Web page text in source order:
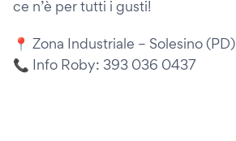
ce n’è per tutti i gusti!
📍 Zona Industriale – Solesino (PD)
📞 Info Roby: 393 036 0437